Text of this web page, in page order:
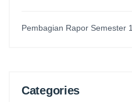
Pembagian Rapor Semester 1
Categories